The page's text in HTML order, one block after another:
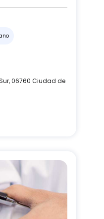
06760 Ciudad de